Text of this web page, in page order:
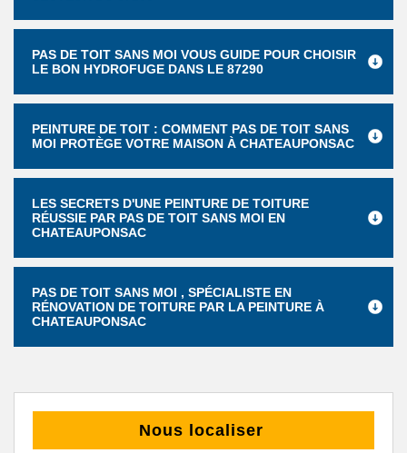
PAS DE TOIT SANS MOI VOUS GUIDE POUR CHOISIR
LE BON HYDROFUGE DANS LE 87290
PEINTURE DE TOIT : COMMENT PAS DE TOIT SANS
MOI PROTÈGE VOTRE MAISON À CHATEAUPONSAC
LES SECRETS D'UNE PEINTURE DE TOITURE
RÉUSSIE PAR PAS DE TOIT SANS MOI EN
CHATEAUPONSAC
PAS DE TOIT SANS MOI , SPÉCIALISTE EN
RÉNOVATION DE TOITURE PAR LA PEINTURE À
CHATEAUPONSAC
Nous localiser